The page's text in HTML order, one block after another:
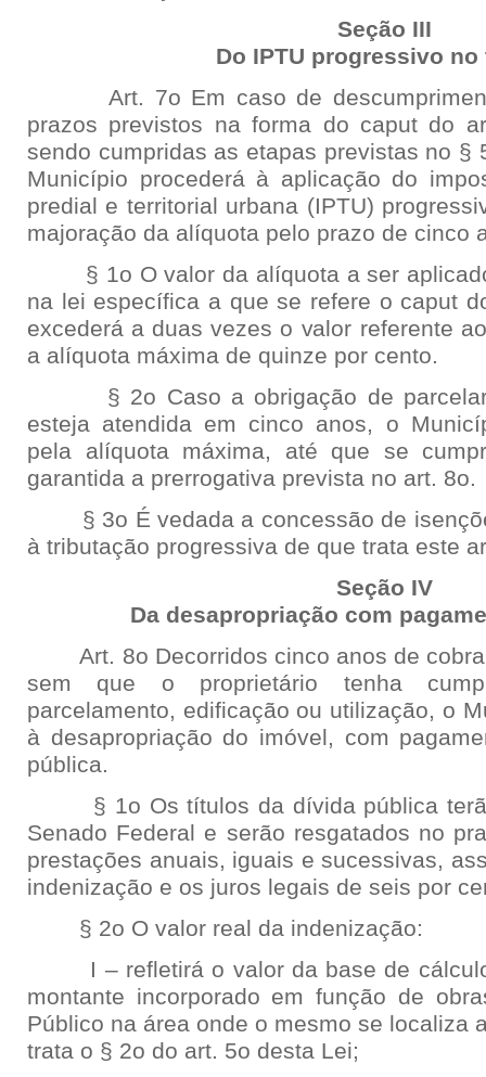
Seção III
Do IPTU progressivo no
Art. 7o Em caso de
prazos previstos na forma do caput do
sendo cumpridas as etapas previstas no §
Município procederá à aplicação do
predial e territorial urbana (IPTU)
majoração da alíquota pelo prazo de cinco
§ 1o O valor da alíquota a ser
na lei específica a que se refere o caput
excederá a duas vezes o valor referente
a alíquota máxima de quinze por cento.
§ 2o Caso a obrigação de parcelar,
esteja atendida em cinco anos, o
pela alíquota máxima, até que se
garantida a prerrogativa prevista no art. 8o.
§ 3o É vedada a concessão de
à tributação progressiva de que trata este
Seção IV
Da desapropriação com
Art. 8o Decorridos cinco anos de
sem que o proprietário tenha
parcelamento, edificação ou utilização, o
à desapropriação do imóvel, com
pública.
§ 1o Os títulos da dívida pública
Senado Federal e serão resgatados no
prestações anuais, iguais e sucessivas,
indenização e os juros legais de seis por
§ 2o O valor real da indenização:
I – refletirá o valor da base de cálculo
montante incorporado em função de
Público na área onde o mesmo se localiza
trata o § 2o do art. 5o desta Lei;